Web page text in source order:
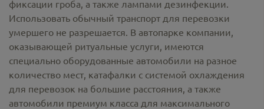
фиксации гроба, а также лампами дезинфекции.
Использовать обычный транспорт для перевозки
умершего не разрешается. В автопарке компании,
оказывающей ритуальные услуги, имеются
специально оборудованные автомобили на разное
количество мест, катафалки с системой охлаждения
для перевозок на большие расстояния, а также
автомобили премиум класса для максимального